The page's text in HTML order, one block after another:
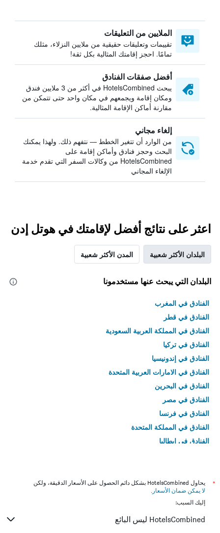
الملايين من التعليقات
تقييمات وتعليقات حقيقية من ملايين النزلاء، مثلك
تمامًا. احجز إقامتك المثالية بكل ثقة!
أفضل صفقات الفنادق
يبحث HotelsCombined في أكثر من 3 ملايين فندق
ومكان إقامة ويجمعهم في مكان واحد حتى تتمكن من
مقارنة أماكن الإقامة المثالية.
إلغاء مجاني
من الوارد أن تتغير الخطط — نتفهم ذلك. ولهذا يمكنك
البحث وحجز فنادق وأماكن إقامة على
HotelsCombined من وكالات السفر التي تقدم خدمة
الإلغاء المجاني
اعثر على نتائج أفضل لإقامتك في هوتل إدن
البلدان الأكثر شعبية المدن الأكثر شعبية
البلدان التي يبحث عنها مستخدمونا
الفنادق في المغرب
الفنادق في قطر
الفنادق في المملكة العربية السعودية
الفنادق في تركيا
الفنادق في إندونيسيا
الفنادق في الامارات العربية المتحدة
الفنادق في البحرين
الفنادق في مصر
الفنادق في فرنسا
الفنادق في المملكة المتحدة
الفنادق في إيطاليا
*
يحاول HotelsCombined بشكل دائم الحصول على الأسعار الدقيقة، ولكن
لا يمكن ضمان الأسعار .
إليك السبب:
HotelsCombined ليس البائع